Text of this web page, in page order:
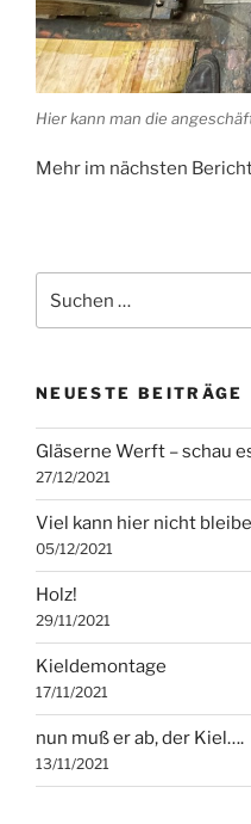
Hier kann man die
Mehr im nächsten
nach:
NEUESTE BEITRÄGE
Gläserne Werft – schau
27/12/2021
Viel kann hier nicht
05/12/2021
Holz!
29/11/2021
Kieldemontage
17/11/2021
nun muß er ab, der Kiel….
13/11/2021